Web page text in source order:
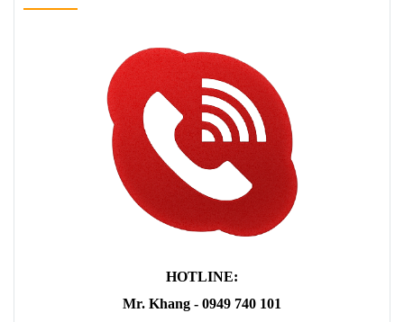
HOTLINE:
Mr. Khang - 0949 740 101